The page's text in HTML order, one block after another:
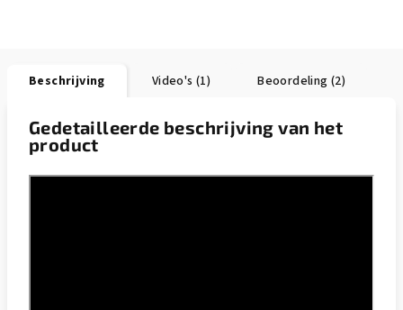
Beschrijving Video's (1) Beoordeling (2)
Gedetailleerde beschrijving van het
product